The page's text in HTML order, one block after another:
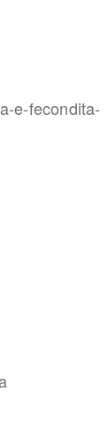
e-fecondita-